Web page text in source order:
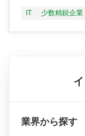
IT 少数精鋭企業
業界から探す